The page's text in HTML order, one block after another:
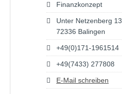
Finanzkonzept
Unter Netzenberg 13
72336 Balingen
+49(0)171-1961514
+49(7433) 277808
E-Mail schreiben